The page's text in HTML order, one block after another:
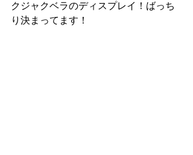
クジャクベラのディスプレイ！ばっち
り決まってます！